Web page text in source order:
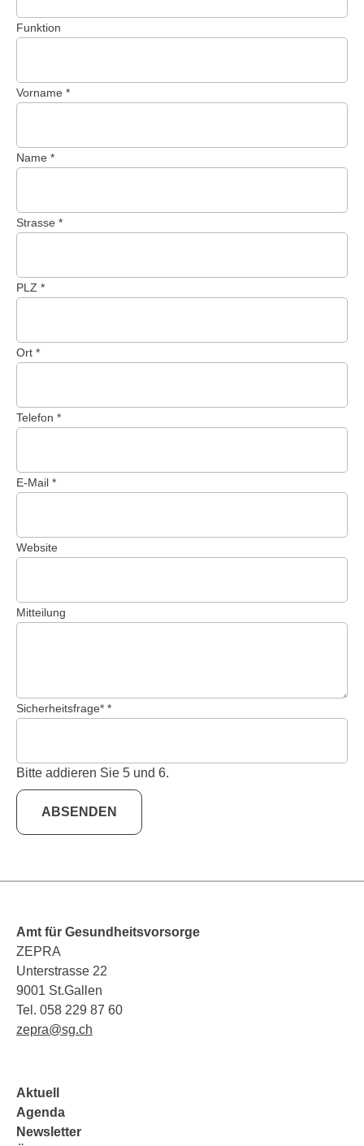
Funktion
Vorname
Name
Strasse
PLZ
Ort
Telefon
E-Mail
Website
Mitteilung
Sicherheitsfrage*
Bitte addieren Sie 5 und 6.
ABSENDEN
Amt für Gesundheitsvorsorge
ZEPRA
Unterstrasse 22
9001 St.Gallen
Tel. 058 229 87 60
zepra@sg.ch
Aktuell
Agenda
Newsletter